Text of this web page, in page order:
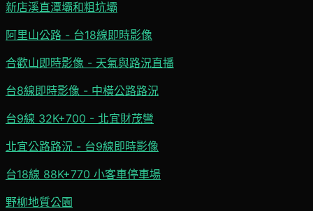
新店溪直潭壩和粗坑壩
阿里山公路 - 台18線即時影像
合歡山即時影像 - 天氣與路況直播
台8線即時影像 - 中橫公路路況
台9線 32K+700 - 北宜財茂彎
北宜公路路況 - 台9線即時影像
台18線 88K+770 小客車停車場
野柳地質公園